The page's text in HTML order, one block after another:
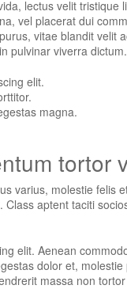
lectus velit
vel placerat dui
vitae blandit
pulvinar viverra dictum.
elit.
magna.
tortor
varius, molestie
aptent taciti
elit. Aenean
dolor et,
massa non